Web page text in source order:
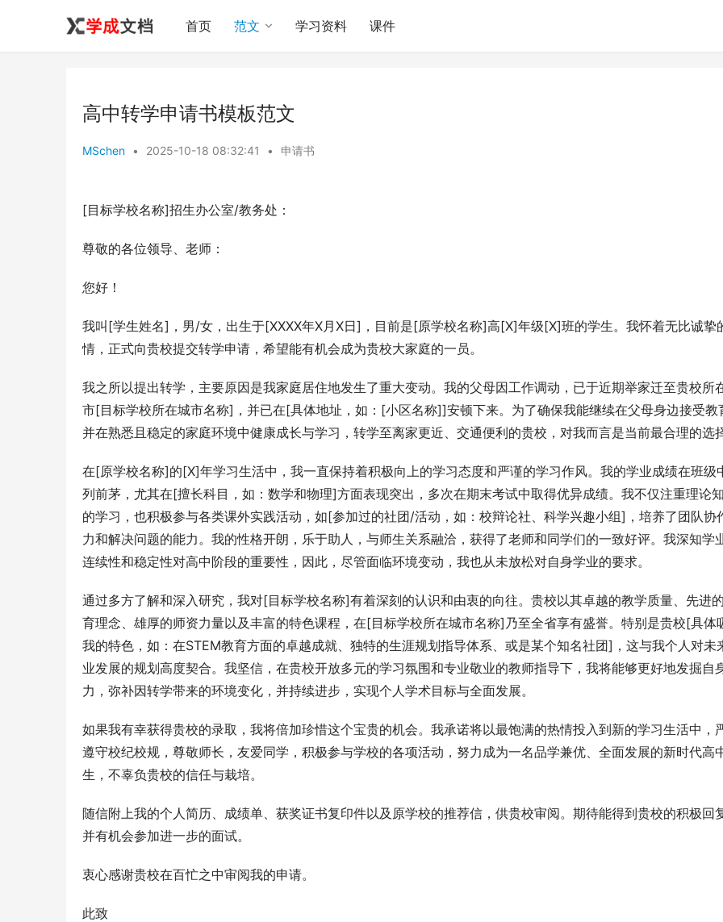
首页 范文 学习资料 课件
高中转学申请书模板范文
MSchen • 2025-10-18 08:32:41 • 申请书
[目标学校名称]招生办公室/教务处：
尊敬的各位领导、老师：
您好！
我叫[学生姓名]，男/女，出生于[XXXX年X月X日]，目前是[原学校名称]高[X]年级[X]班的学生。我怀着无比诚挚
情，正式向贵校提交转学申请，希望能有机会成为贵校大家庭的一员。
我之所以提出转学，主要原因是我家庭居住地发生了重大变动。我的父母因工作调动，已于近期举家迁至贵校所
市[目标学校所在城市名称]，并已在[具体地址，如：[小区名称]]安顿下来。为了确保我能继续在父母身边接受教
并在熟悉且稳定的家庭环境中健康成长与学习，转学至离家更近、交通便利的贵校，对我而言是当前最合理的选
在[原学校名称]的[X]年学习生活中，我一直保持着积极向上的学习态度和严谨的学习作风。我的学业成绩在班级
列前茅，尤其在[擅长科目，如：数学和物理]方面表现突出，多次在期末考试中取得优异成绩。我不仅注重理论
的学习，也积极参与各类课外实践活动，如[参加过的社团/活动，如：校辩论社、科学兴趣小组]，培养了团队协
力和解决问题的能力。我的性格开朗，乐于助人，与师生关系融洽，获得了老师和同学们的一致好评。我深知学
连续性和稳定性对高中阶段的重要性，因此，尽管面临环境变动，我也从未放松对自身学业的要求。
通过多方了解和深入研究，我对[目标学校名称]有着深刻的认识和由衷的向往。贵校以其卓越的教学质量、先进
育理念、雄厚的师资力量以及丰富的特色课程，在[目标学校所在城市名称]乃至全省享有盛誉。特别是贵校[具体
我的特色，如：在STEM教育方面的卓越成就、独特的生涯规划指导体系、或是某个知名社团]，这与我个人对未
业发展的规划高度契合。我坚信，在贵校开放多元的学习氛围和专业敬业的教师指导下，我将能够更好地发掘自
力，弥补因转学带来的环境变化，并持续进步，实现个人学术目标与全面发展。
如果我有幸获得贵校的录取，我将倍加珍惜这个宝贵的机会。我承诺将以最饱满的热情投入到新的学习生活中，
遵守校纪校规，尊敬师长，友爱同学，积极参与学校的各项活动，努力成为一名品学兼优、全面发展的新时代高
生，不辜负贵校的信任与栽培。
随信附上我的个人简历、成绩单、获奖证书复印件以及原学校的推荐信，供贵校审阅。期待能得到贵校的积极回
并有机会参加进一步的面试。
衷心感谢贵校在百忙之中审阅我的申请。
此致